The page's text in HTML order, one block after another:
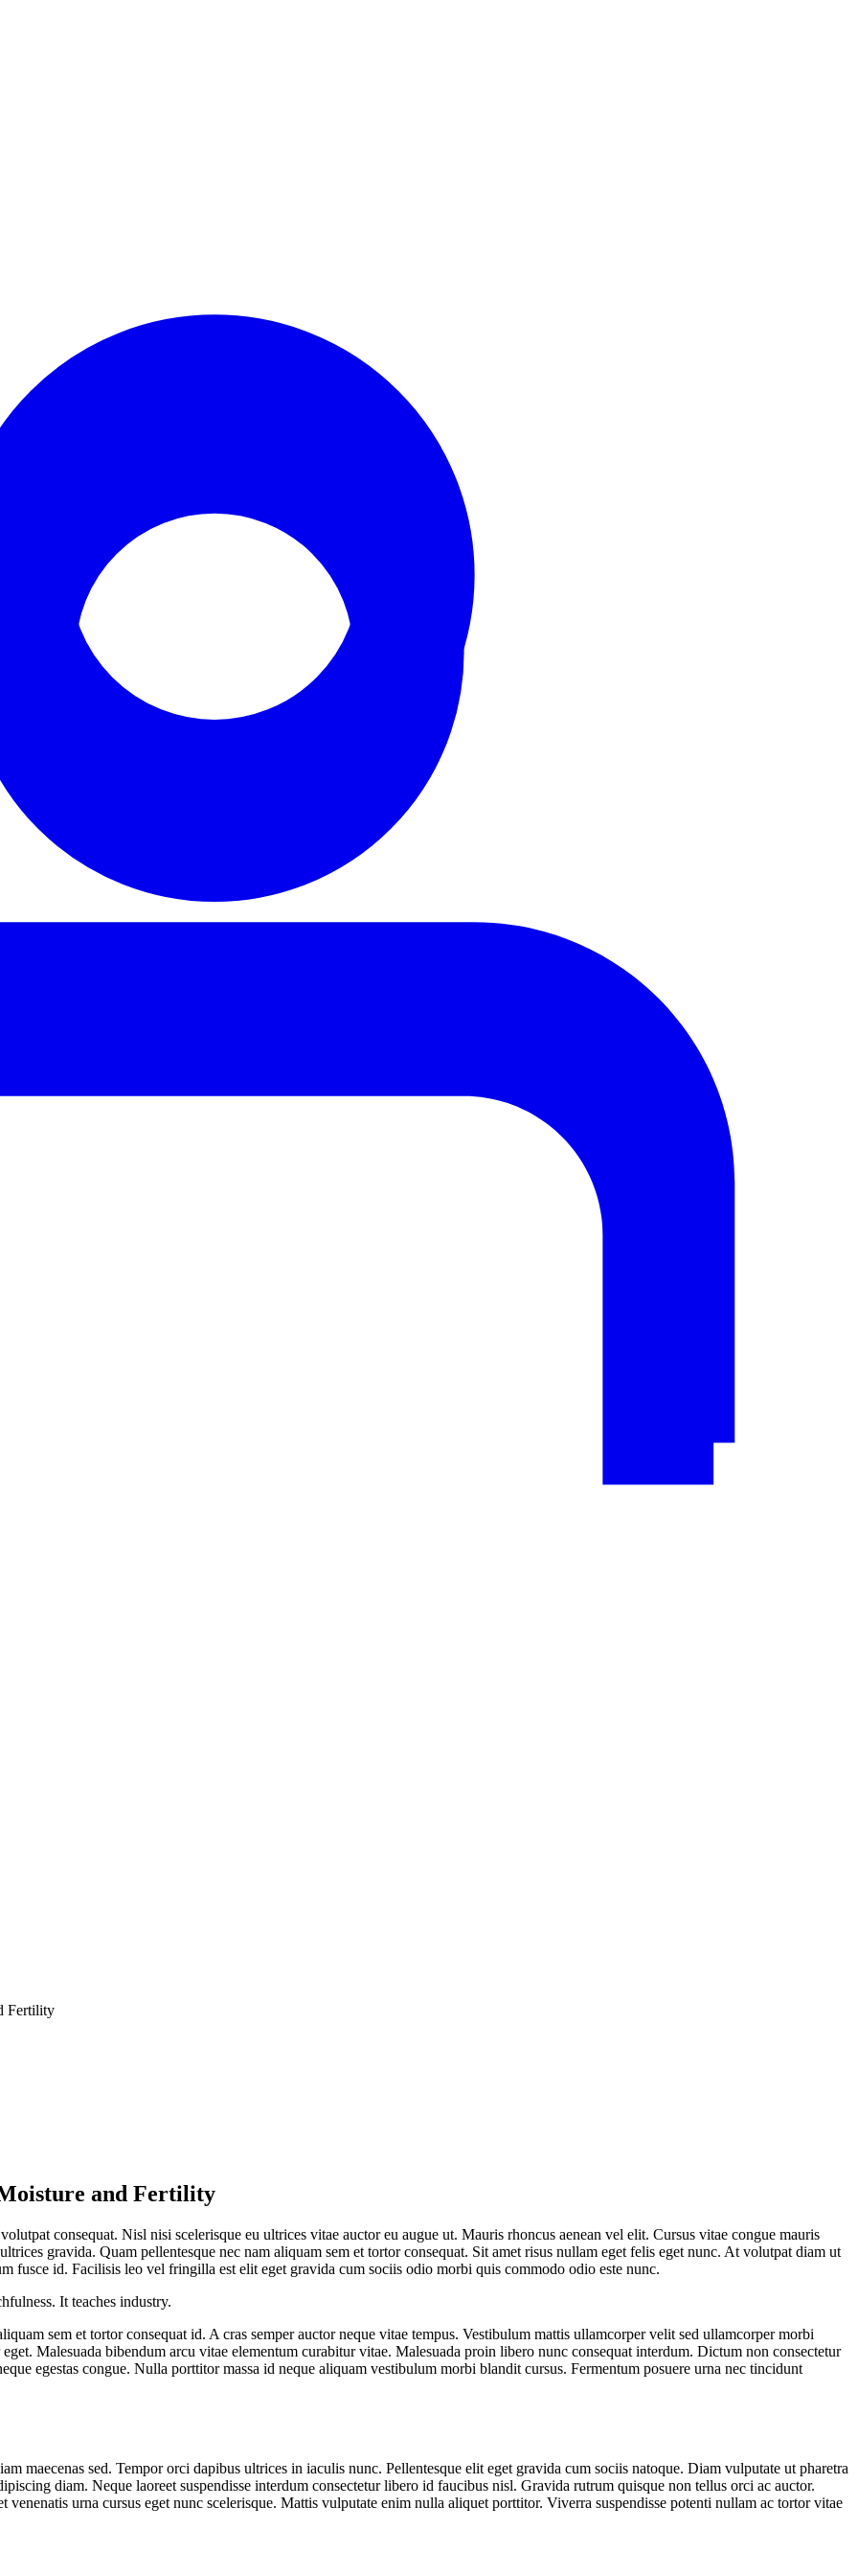
Fertility
and Fertility
consequat. Nisl nisi scelerisque eu ultrices vitae auctor eu augue ut. Mauris rhoncus aenean vel elit. Cursus vitae congue mauris
gravida. Quam pellentesque nec nam aliquam sem et tortor consequat. Sit amet risus nullam eget felis eget nunc. At volutpat diam ut
fusce id. Facilisis leo vel fringilla est elit eget gravida cum sociis odio morbi quis commodo odio este nunc.
It teaches industry.
sem et tortor consequat id. A cras semper auctor neque vitae tempus. Vestibulum mattis ullamcorper velit sed ullamcorper morbi
Malesuada bibendum arcu vitae elementum curabitur vitae. Malesuada proin libero nunc consequat interdum. Dictum non consectetur
egestas congue. Nulla porttitor massa id neque aliquam vestibulum morbi blandit cursus. Fermentum posuere urna nec tincidunt
maecenas sed. Tempor orci dapibus ultrices in iaculis nunc. Pellentesque elit eget gravida cum sociis natoque. Diam vulputate ut pharetra
diam. Neque laoreet suspendisse interdum consectetur libero id faucibus nisl. Gravida rutrum quisque non tellus orci ac auctor.
urna cursus eget nunc scelerisque. Mattis vulputate enim nulla aliquet porttitor. Viverra suspendisse potenti nullam ac tortor vitae